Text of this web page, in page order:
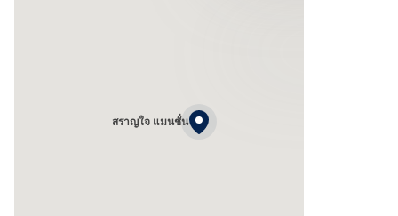
สราญใจ แมนชั่น